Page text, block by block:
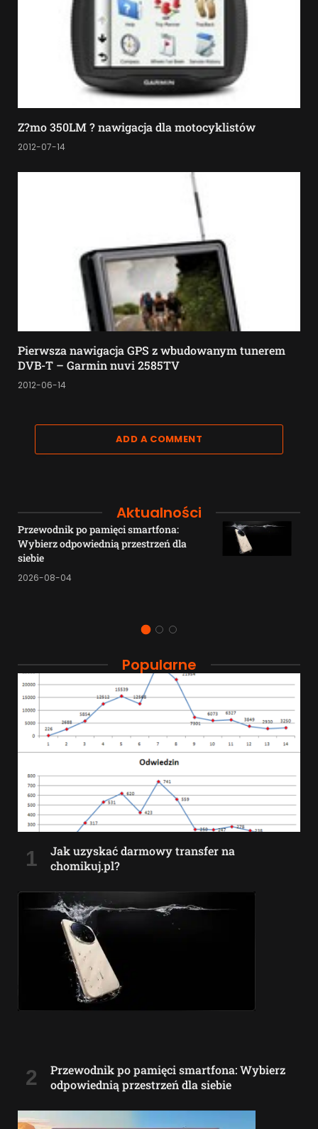
Z?mo 350LM ? nawigacja dla motocyklistów
2012-07-14
Pierwsza nawigacja GPS z wbudowanym tunerem
DVB-T – Garmin nuvi 2585TV
2012-06-14
ADD A COMMENT
Aktualności
Przewodnik po pamięci smartfona:
Wybierz odpowiednią przestrzeń dla
siebie
2026-08-04
Popularne
Jak uzyskać darmowy transfer na
chomikuj.pl?
Przewodnik po pamięci smartfona: Wybierz
odpowiednią przestrzeń dla siebie